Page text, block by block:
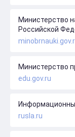
Министерство
Российской
Министерство
edu.gov.ru
rusla.ru